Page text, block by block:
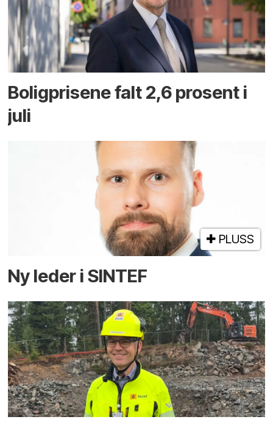
Boligprisene falt 2,6 prosent i
juli
PLUSS
Ny leder i SINTEF